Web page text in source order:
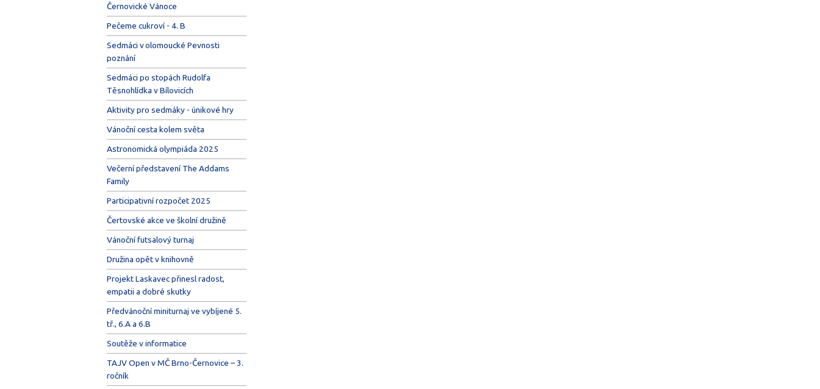
Černovické Vánoce
Pečeme cukroví - 4. B
Sedmáci v olomoucké Pevnosti
poznání
Sedmáci po stopách Rudolfa
Těsnohlídka v Bílovicích
Aktivity pro sedmáky - únikové hry
Vánoční cesta kolem světa
Astronomická olympiáda 2025
Večerní představení The Addams
Family
Participativní rozpočet 2025
Čertovské akce ve školní družině
Vánoční futsalový turnaj
Družina opět v knihovně
Projekt Laskavec přinesl radost,
empatii a dobré skutky
Předvánoční miniturnaj ve vybíjené 5.
tř., 6.A a 6.B
Soutěže v informatice
TAJV Open v MČ Brno-Černovice – 3.
ročník